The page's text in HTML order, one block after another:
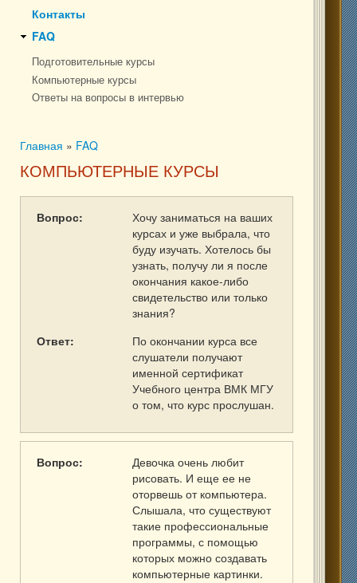
Контакты
FAQ
Подготовительные курсы
Компьютерные курсы
Ответы на вопросы в интервью
Вы здесь
Главная » FAQ
КОМПЬЮТЕРНЫЕ КУРСЫ
Вопрос:
Хочу заниматься на ваших
курсах и уже выбрала, что
буду изучать. Хотелось бы
узнать, получу ли я после
окончания какое-либо
свидетельство или только
знания?
Ответ:
По окончании курса все
слушатели получают
именной сертификат
Учебного центра ВМК МГУ
о том, что курс прослушан.
Вопрос:
Девочка очень любит
рисовать. И еще ее не
оторвешь от компьютера.
Слышала, что существуют
такие профессиональные
программы, с помощью
которых можно создавать
компьютерные картинки.